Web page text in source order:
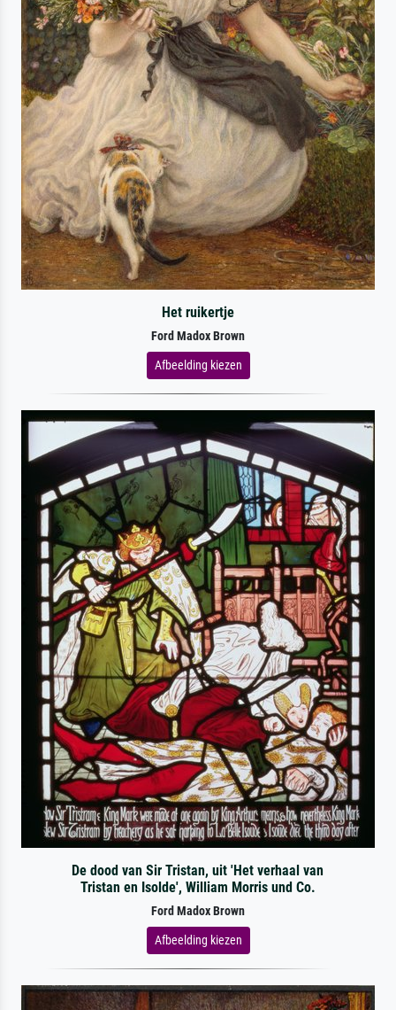
Het ruikertje
Ford Madox Brown
Afbeelding kiezen
De dood van Sir Tristan, uit 'Het verhaal van
Tristan en Isolde', William Morris und Co.
Ford Madox Brown
Afbeelding kiezen